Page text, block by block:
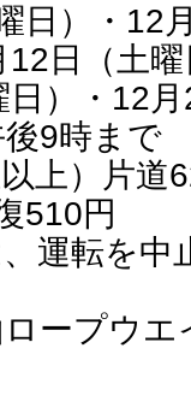
日）・12
日（土
日）・12
9時まで
上）片
510円
運転を
ロープウ